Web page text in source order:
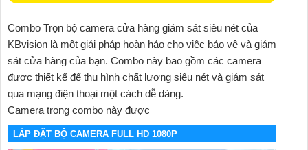
Combo Trọn bộ camera cửa hàng giám sát siêu nét của
KBvision là một giải pháp hoàn hảo cho việc bảo vệ và giám
sát cửa hàng của bạn. Combo này bao gồm các camera
được thiết kế để thu hình chất lượng siêu nét và giám sát
qua mạng điện thoại một cách dễ dàng.
Camera trong combo này được
LẮP ĐẶT BỘ CAMERA FULL HD 1080P